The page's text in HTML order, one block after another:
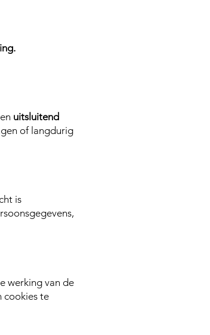
uitsluitend
of langdurig
is
werking van de
cookies te